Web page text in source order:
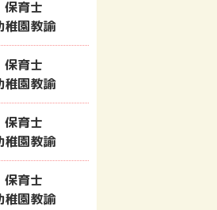
保育士
稚園教諭
保育士
稚園教諭
保育士
稚園教諭
保育士
稚園教諭